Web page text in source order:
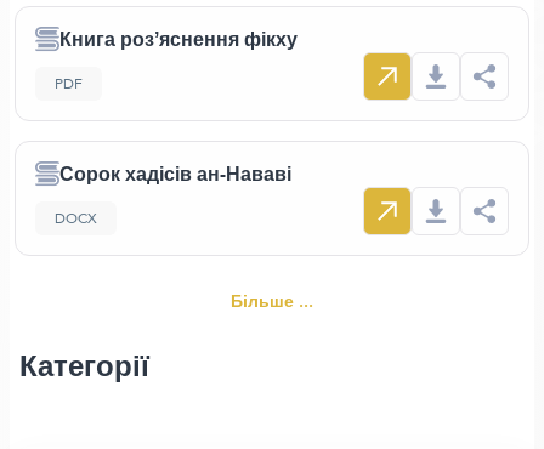
Книга розʼяснення фікху
PDF
Сорок хадісів ан-Нававі
DOCX
Більше ...
Категорії